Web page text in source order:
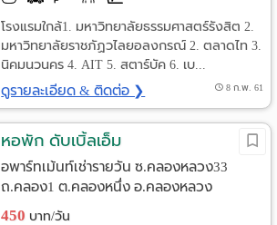
โรงแรมใกล้1. มหาวิทยาลัยธรรมศาสตร์รังสิต 2.
มหาวิทยาลัยราชภัฏวไลยอลงกรณ์ 2. ตลาดไท 3.
นิคมนวนคร 4. AIT 5. สตาร์บัค 6. เบ...
ดูรายละเอียด & ติดต่อ ❯ 8 ก.พ. 61
หอพัก ดับเบิ้ลเอ็ม
อพาร์ทเม้นท์เช่ารายวัน ซ.คลองหลวง33
ถ.คลอง1 ต.คลองหนึ่ง อ.คลองหลวง
450 บาท/วัน